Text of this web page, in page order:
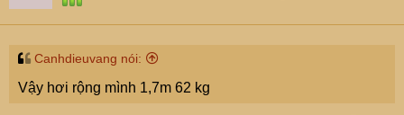
Canhdieuvang nói:
Vậy hơi rộng mình 1,7m 62 kg